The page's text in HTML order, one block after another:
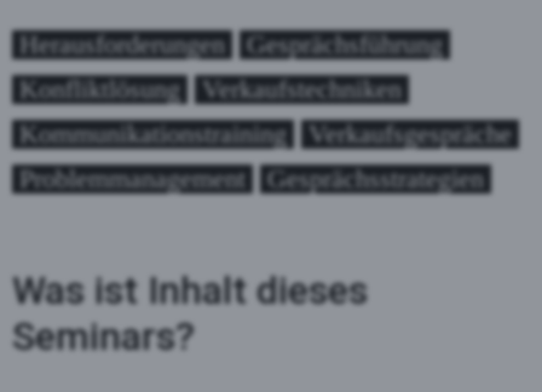
Herausforderungen
Gesprächsführung
Konfliktlösung
Verkaufstechniken
Kommunikationstraining
Verkaufsgespräche
Problemmanagement
Gesprächsstrategien
Was ist Inhalt dieses
Seminars?